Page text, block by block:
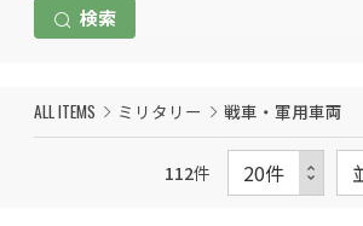
検索
ALL ITEMS ミリタリー 戦車・軍用車両
112件